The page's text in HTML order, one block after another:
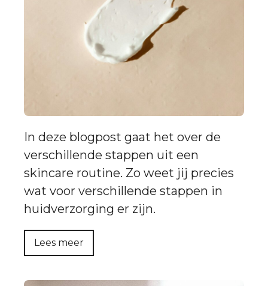
In deze blogpost gaat het over de
verschillende stappen uit een
skincare routine. Zo weet jij precies
wat voor verschillende stappen in
huidverzorging er zijn.
Lees meer